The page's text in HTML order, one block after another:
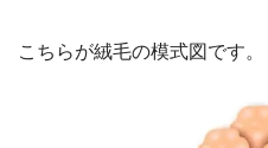
こちらが絨毛の模式図です。